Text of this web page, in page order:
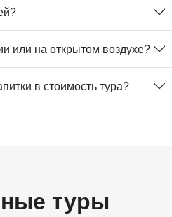
или на открытом воздухе?
в стоимость тура?
туры